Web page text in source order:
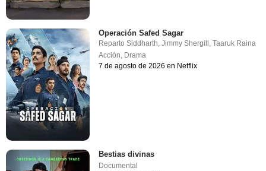
Operación Safed Sagar
RepartoSiddharth,Jimmy Shergill ,Taaruk Raina
Acción, Drama
7 de agosto de 2026 en Netflix
Bestias divinas
Documental